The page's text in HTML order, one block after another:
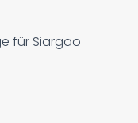
für Siargao